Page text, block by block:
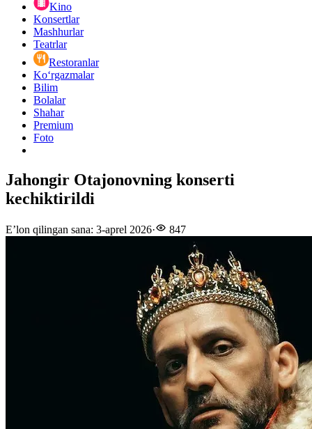
Kino
Konsertlar
Mashhurlar
Teatrlar
Restoranlar
Ko‘rgazmalar
Bilim
Bolalar
Shahar
Premium
Foto
Jahongir Otajonovning konserti
kechiktirildi
E’lon qilingan sana: 3-aprel 2026· 847